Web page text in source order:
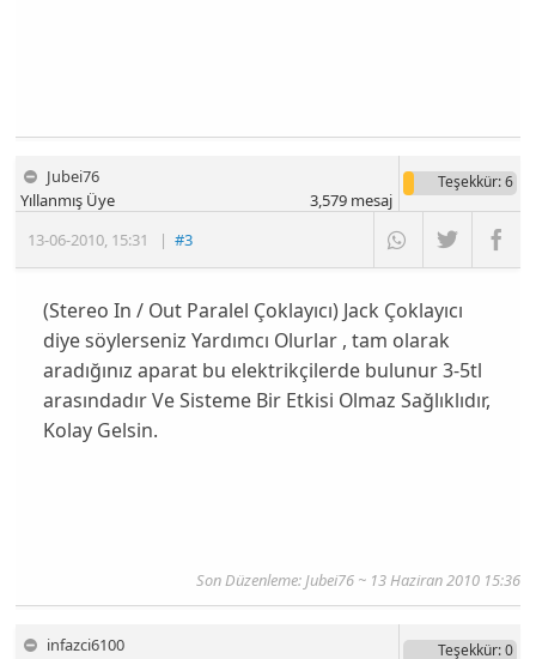
Jubei76
13-06-2010, 15:31 |#3
Yıllanmış Üye
Teşekkür: 6
3,579mesaj
(Stereo In / Out Paralel Çoklayıcı) Jack Çoklayıcı
diye söylerseniz Yardımcı Olurlar , tam olarak
aradığınız aparat bu elektrikçilerde bulunur 3-5tl
arasındadır Ve Sisteme Bir Etkisi Olmaz Sağlıklıdır,
Kolay Gelsin.
Son Düzenleme: Jubei76 ~ 13 Haziran 2010 15:36
infazci6100 Teşekkür: 0